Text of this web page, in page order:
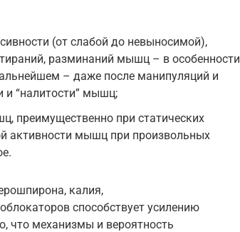
(от слабой до невыносимой),
разминаний мышц – в особенности
– даже после манипуляций и
и “налитости” мышц;
преимущественно при статических
активности мышц при произвольных
калия,
способствует усилению
что механизмы и вероятность